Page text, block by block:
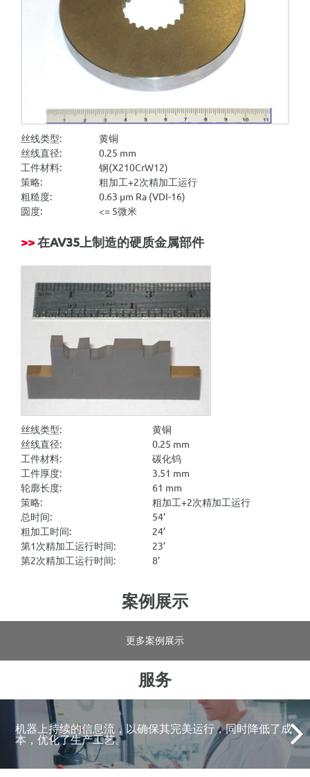
丝线类型:
黄铜
丝线直径:
0.25 mm
工件材料:
钢(X210CrW12)
策略:
粗加工+2次精加工运行
粗糙度:
0.63 µm Ra (VDI-16)
圆度:
<= 5微米
>> 在AV35 上制造的硬质金属部件
丝线类型:
黄铜
丝线直径:
0.25 mm
工件材料:
碳化钨
工件厚度:
3.51 mm
轮廓长度:
61 mm
策略:
粗加工+2次精加工运行
总时间:
54’
粗加工时间:
24’
第1次精加工运行时间:
23’
第2次精加工运行时间:
8’
案例展示
更多案例展示
服务
机器上持续的信息流，以确保其完美运行，同时降低了成
本，优化了生产工艺。